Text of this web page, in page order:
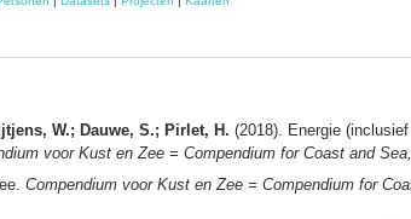
W.; Dauwe, S.; Pirlet, H. (2018). Energie
voor Kust en Zee = Compendium for Coast and Sea,
Compendium voor Kust en Zee = Compendium for